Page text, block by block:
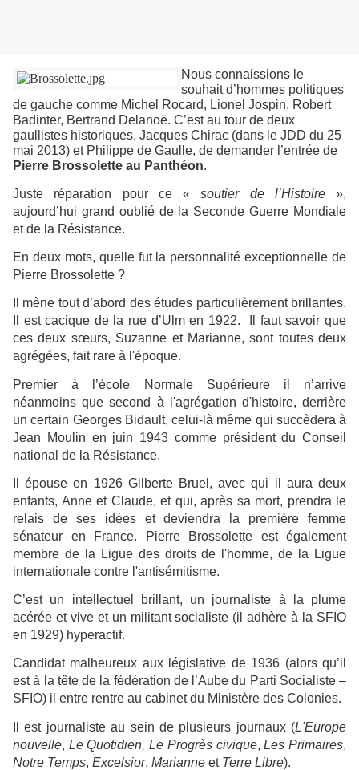
Nous connaissions le
souhait d’hommes politiques
de gauche comme Michel Rocard, Lionel Jospin, Robert
Badinter, Bertrand Delanoë. C’est au tour de deux
gaullistes historiques, Jacques Chirac (dans le JDD du 25
mai 2013) et Philippe de Gaulle, de demander l’entrée de
Pierre Brossolette au Panthéon.
Juste réparation pour ce «soutier de l’Histoire»,
aujourd’hui grand oublié de la Seconde Guerre Mondiale
et de la Résistance.
En deux mots, quelle fut la personnalité exceptionnelle de
Pierre Brossolette ?
Il mène tout d’abord des études particulièrement brillantes.
Il est cacique de la rue d’Ulm en 1922. Il faut savoir que
ces deux sœurs, Suzanne et Marianne, sont toutes deux
agrégées, fait rare à l'époque.
Premier à l’école Normale Supérieure il n’arrive
néanmoins que second à l'agrégation d'histoire, derrière
un certain Georges Bidault, celui-là même qui succèdera à
Jean Moulin en juin 1943 comme président du Conseil
national de la Résistance.
Il épouse en 1926 Gilberte Bruel, avec qui il aura deux
enfants, Anne et Claude, et qui, après sa mort, prendra le
relais de ses idées et deviendra la première femme
sénateur en France. Pierre Brossolette est également
membre de la Ligue des droits de l'homme, de la Ligue
internationale contre l'antisémitisme.
C’est un intellectuel brillant, un journaliste à la plume
acérée et vive et un militant socialiste (il adhère à la SFIO
en 1929) hyperactif.
Candidat malheureux aux législative de 1936 (alors qu’il
est à la tête de la fédération de l’Aube du Parti Socialiste –
SFIO) il entre rentre au cabinet du Ministère des Colonies.
Il est journaliste au sein de plusieurs journaux (L'Europe
nouvelle, Le Quotidien, Le Progrès civique,Les Primaires,
Notre Temps, Excelsior, Marianne et Terre Libre).